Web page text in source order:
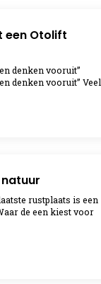
een Otolift
denken vooruit”
denken vooruit” Veel
rustplaats is een
de een kiest voor